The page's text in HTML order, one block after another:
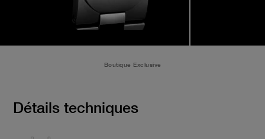
Boutique Exclusive
Détails techniques